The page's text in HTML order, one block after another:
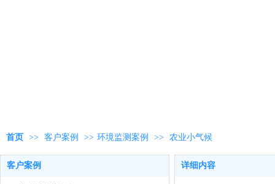
首页 >> 客户案例 >> 环境监测案例 >> 农业小气候
客户案例 详细内容